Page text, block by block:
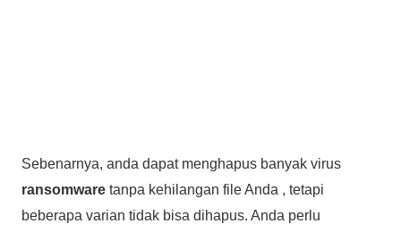
Sebenarnya, anda dapat menghapus banyak virus
ransomwaretanpa kehilangan file Anda , tetapi
beberapa varian tidak bisa dihapus. Anda perlu